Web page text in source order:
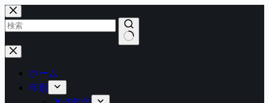
コ
ン
テ
ン
ツ
結
ホーム
年別